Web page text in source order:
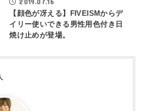
【顔色が冴える】FIVEISMからデ
イリー使いできる男性用色付き日
焼け止めが登場。